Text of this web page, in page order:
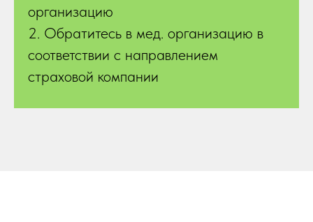
организацию
2. Обратитесь в мед. организацию в
соответствии с направлением
страховой компании